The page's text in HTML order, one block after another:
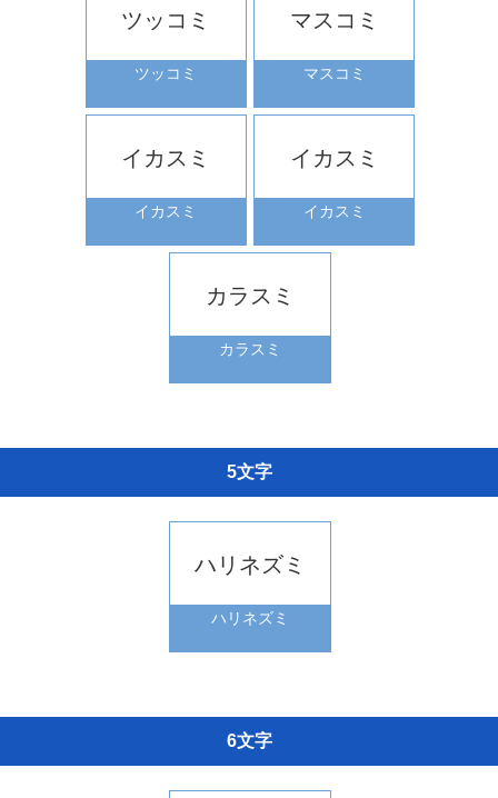
ツッコミ
ツッコミ
マスコミ
マスコミ
イカスミ
イカスミ
イカスミ
イカスミ
カラスミ
カラスミ
5文字
ハリネズミ
ハリネズミ
6文字